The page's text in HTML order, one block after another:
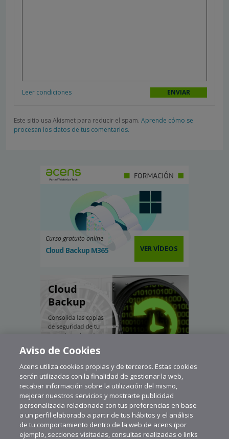
Leer condiciones
Este sitio usa Akismet para reducir el spam. Aprende cómo se
procesan los datos de tus comentarios.
Curso gratuito online
Cloud Backup M365 VER VÍDEOS
Aviso de Cookies
Acens utiliza cookies propias y de terceros. Estas cookies
serán utilizadas con la finalidad de gestionar la web,
recabar información sobre la utilización del mismo,
mejorar nuestros servicios y mostrarte publicidad
personalizada relacionada con tus preferencias en base
a un perfil elaborado a partir de tus hábitos y el análisis
de tu comportamiento dentro de la web de acens (por
ejemplo, secciones visitadas, consultas realizadas o links